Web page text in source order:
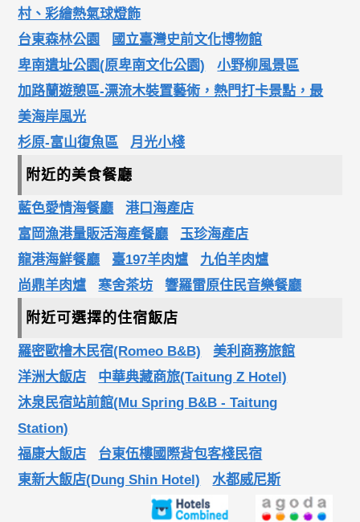
村、彩繪熱氣球燈飾
台東森林公園
國立臺灣史前文化博物館
卑南遺址公園(原卑南文化公園)
小野柳風景區
加路蘭遊憩區-漂流木裝置藝術，熱門打卡景點，最
美海岸風光
杉原-富山復魚區
月光小棧
附近的美食餐廳
藍色愛情海餐廳
港口海產店
富岡漁港量販活海產餐廳
玉珍海產店
龍港海鮮餐廳
臺197羊肉爐
九伯羊肉爐
尚鼎羊肉爐
寒舍茶坊 響羅雷原住民音樂餐廳
附近可選擇的住宿飯店
羅密歐檜木民宿(Romeo B&B)
美利商務旅館
洋洲大飯店
中華典藏商旅(Taitung Z Hotel)
沐泉民宿站前館(Mu Spring B&B - Taitung
Station)
福康大飯店
台東伍樓國際背包客棧民宿
東新大飯店(Dung Shin Hotel)
水都威尼斯